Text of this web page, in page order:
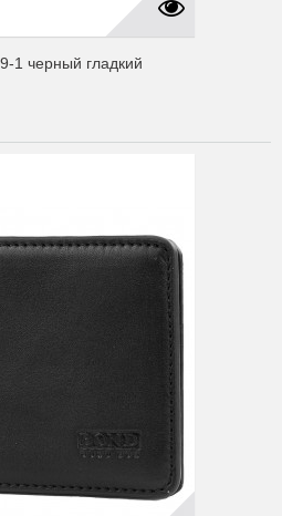
1 черный гладкий